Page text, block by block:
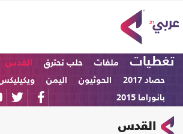
تغطيات ملفات حلب تحترق القدس
حصاد 2017
الحوثيون اليمن
بانوراما 2015
القدس